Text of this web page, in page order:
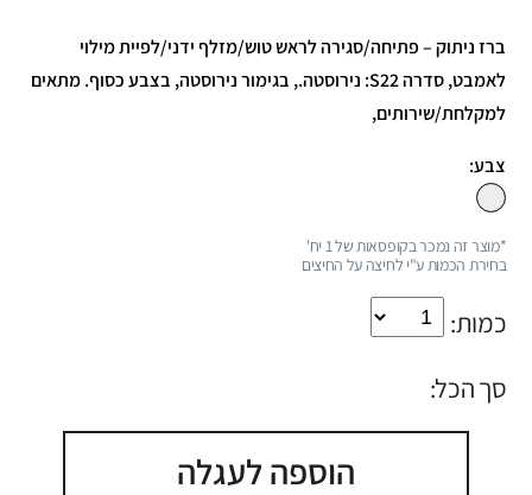
ברז ניתוק – פתיחה/סגירה לראש טוש/מזלף ידני/לפיית מילוי
לאמבט, סדרה S22: נירוסטה., בגימור נירוסטה, בצבע כסוף. מתאים
למקלחת/שירותים,
צבע:
*מוצר זה נמכר בקופסאות של 1 יח'
בחירת הכמות ע"י לחיצה על החיצים
כמות:
סך הכל:
הוספה לעגלה